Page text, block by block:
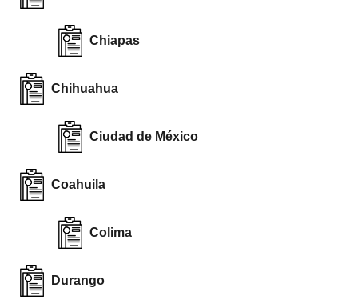
Chiapas
Chihuahua
Ciudad de México
Coahuila
Colima
Durango